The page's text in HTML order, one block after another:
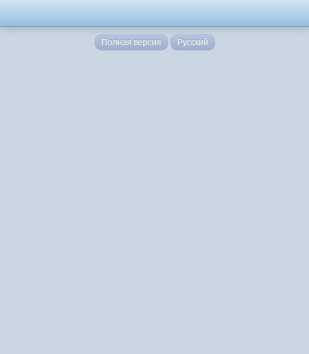
Полная версия Русский